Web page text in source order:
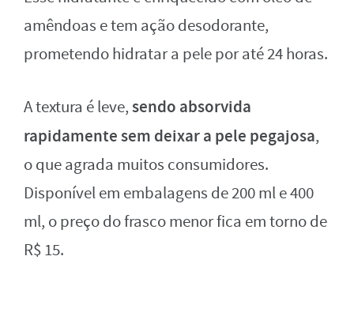
amêndoas e tem ação desodorante,
prometendo hidratar a pele por até 24 horas.
A textura é leve,sendo absorvida
rapidamente sem deixar a pele pegajosa,
o que agrada muitos consumidores.
Disponível em embalagens de 200 ml e 400
ml, o preço do frasco menor fica em torno de
R$ 15.